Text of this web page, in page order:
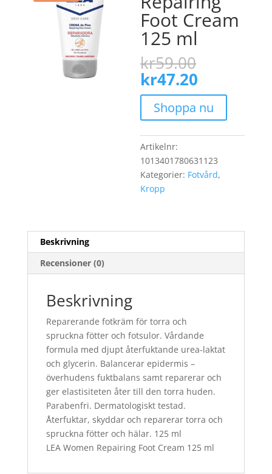
Foot Cream
125 ml
kr59.00
priset
var:
kr59.00.
kr47.20
priset
är:
kr47.20.
Shoppa nu
Artikelnr:
1013401780631123
Kategorier: Fotvård,
Kropp
Beskrivning
Recensioner (0)
Beskrivning
Reparerande fotkräm för torra och
spruckna fötter och fotsulor. Vårdande
formula med djupt återfuktande urea-laktat
och glycerin. Balancerar epidermis –
överhudens fuktbalans samt reparerar och
ger elastisiteten åter till den torra huden.
Parabenfri. Dermatologiskt testad.
Återfuktar, skyddar och reparerar torra och
spruckna fötter och hälar. 125 ml
LEA Women Repairing Foot Cream 125 ml